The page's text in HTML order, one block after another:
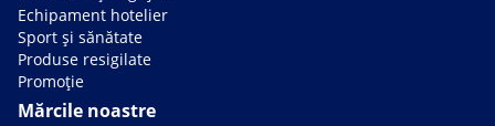
Echipament hotelier
Sport și sănătate
Produse resigilate
Promoție
Mărcile noastre